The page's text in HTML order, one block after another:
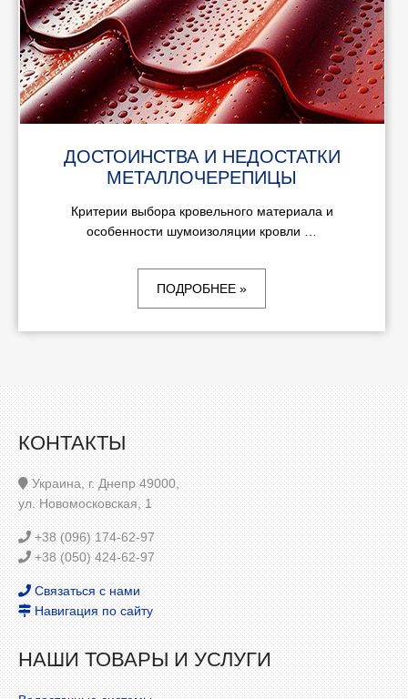
ДОСТОИНСТВА И НЕДОСТАТКИ
МЕТАЛЛОЧЕРЕПИЦЫ
Критерии выбора кровельного материала и
особенности шумоизоляции кровли …
ПОДРОБНЕЕ »
КОНТАКТЫ
Украина, г. Днепр 49000,
ул. Новомосковская, 1
+38 (096) 174-62-97
+38 (050) 424-62-97
Связаться с нами
Навигация по сайту
НАШИ ТОВАРЫ И УСЛУГИ